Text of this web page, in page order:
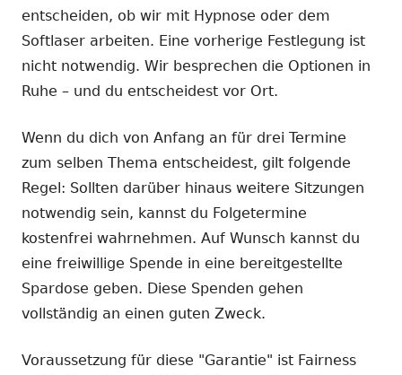
entscheiden, ob wir mit Hypnose oder dem
Softlaser arbeiten. Eine vorherige Festlegung ist
nicht notwendig. Wir besprechen die Optionen in
Ruhe – und du entscheidest vor Ort.
Wenn du dich von Anfang an für drei Termine
zum selben Thema entscheidest, gilt folgende
Regel: Sollten darüber hinaus weitere Sitzungen
notwendig sein, kannst du Folgetermine
kostenfrei wahrnehmen. Auf Wunsch kannst du
eine freiwillige Spende in eine bereitgestellte
Spardose geben. Diese Spenden gehen
vollständig an einen guten Zweck.
Voraussetzung für diese "Garantie" ist Fairness